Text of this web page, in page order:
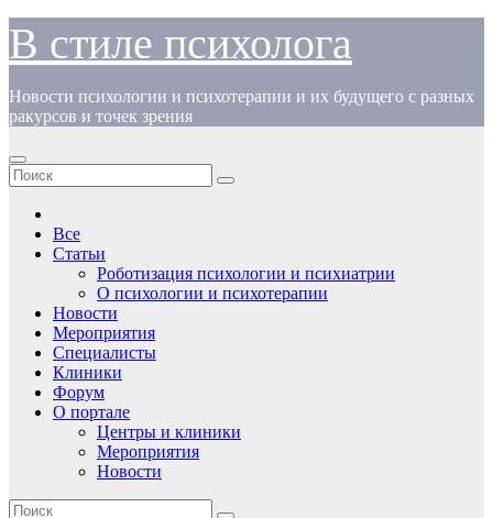
Перейти
содержимому
В стиле психолога
Новости психологии и психотерапии и их будущего с разных
ракурсов и точек зрения
Все
Статьи
Роботизация психологии и психиатрии
О психологии и психотерапии
Новости
Мероприятия
Специалисты
Клиники
Форум
О портале
Центры и клиники
Мероприятия
Новости